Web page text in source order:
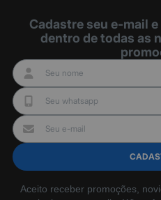
Cadastre seu e-mail
dentro de todas as
Aceito receber promoções,